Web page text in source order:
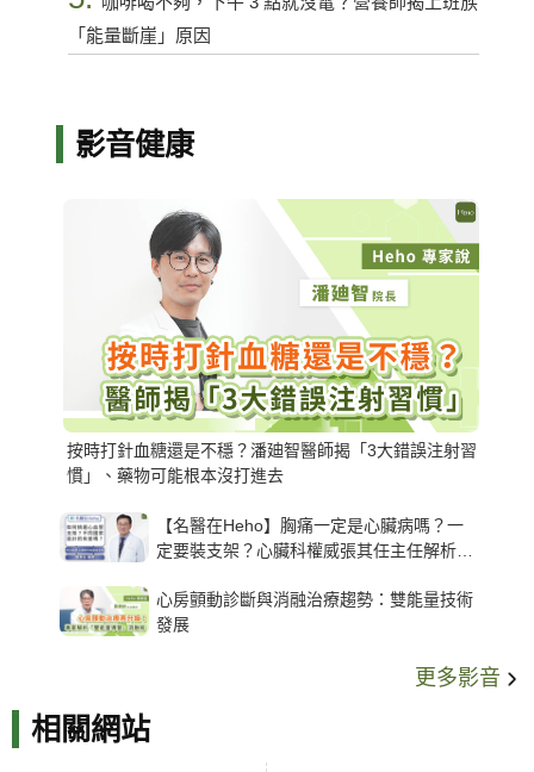
「能量斷崖」原因
影音健康
按時打針血糖還是不穩？潘廸智醫師揭「3大錯誤注射習
慣」、藥物可能根本沒打進去
【名醫在Heho】胸痛一定是心臟病嗎？一
定要裝支架？心臟科權威張其任主任解析支
心房顫動診斷與消融治療趨勢：雙能量技術
發展
更多影音
相關網站